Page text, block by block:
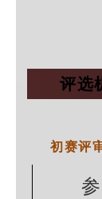
评选
初赛评